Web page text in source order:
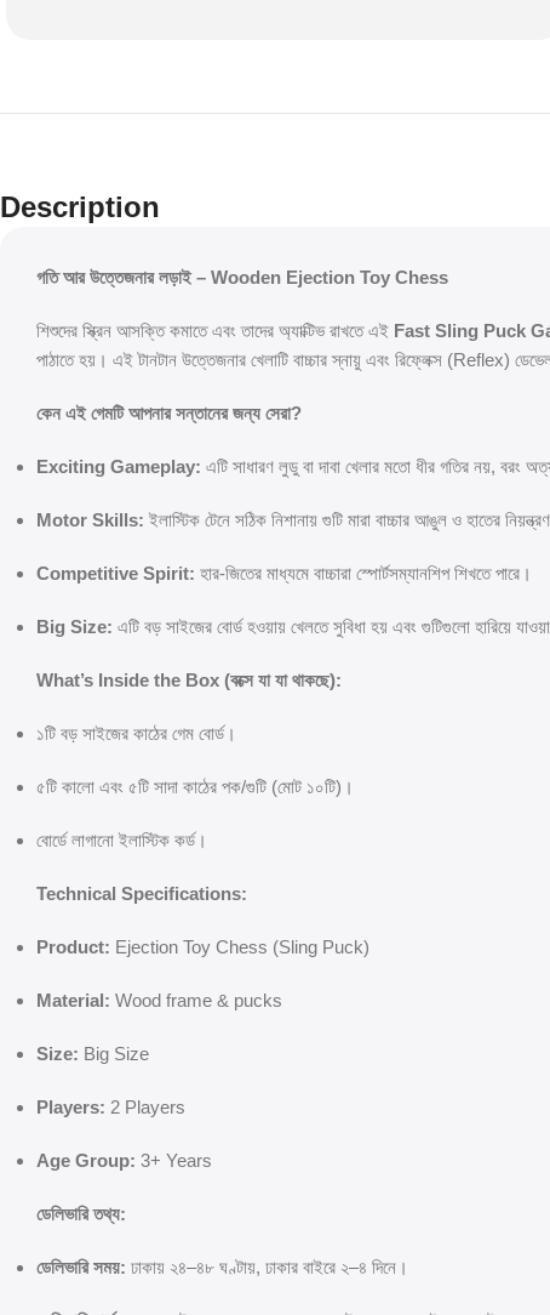
Description
গতি আর উত্তেজনার লড়াই – Wooden Ejection Toy Chess
শিশুদের স্ক্রিন আসক্তি কমাতে এবং তাদের অ্যাক্টিভ রাখতে এই Fast Sling Puck
পাঠাতে হয়। এই টানটান উত্তেজনার খেলাটি বাচ্চার স্নায়ু এবং রিফ্লেক্স (Reflex)
কেন এই গেমটি আপনার সন্তানের জন্য সেরা?
Exciting Gameplay: এটি সাধারণ লুডু বা দাবা খেলার মতো ধীর গতির নয়, বরং
Motor Skills: ইলাস্টিক টেনে সঠিক নিশানায় গুটি মারা বাচ্চার আঙুল ও হাতের
Competitive Spirit: হার-জিতের মাধ্যমে বাচ্চারা স্পোর্টসম্যানশিপ শিখতে পারে।
Big Size: এটি বড় সাইজের বোর্ড হওয়ায় খেলতে সুবিধা হয় এবং গুটিগুলো হারিয়ে
What’s Inside the Box (বক্সে যা যা থাকছে):
১টি বড় সাইজের কাঠের গেম বোর্ড।
৫টি কালো এবং ৫টি সাদা কাঠের পক/গুটি (মোট ১০টি)।
বোর্ডে লাগানো ইলাস্টিক কর্ড।
Technical Specifications:
Product: Ejection Toy Chess (Sling Puck)
Material: Wood frame & pucks
Size: Big Size
Players: 2 Players
Age Group: 3+ Years
ডেলিভারি তথ্য:
ডেলিভারি সময়: ঢাকায় ২৪–৪৮ ঘণ্টায়, ঢাকার বাইরে ২–৪ দিনে।